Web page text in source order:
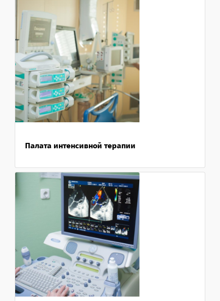
Палата интенсивной терапии